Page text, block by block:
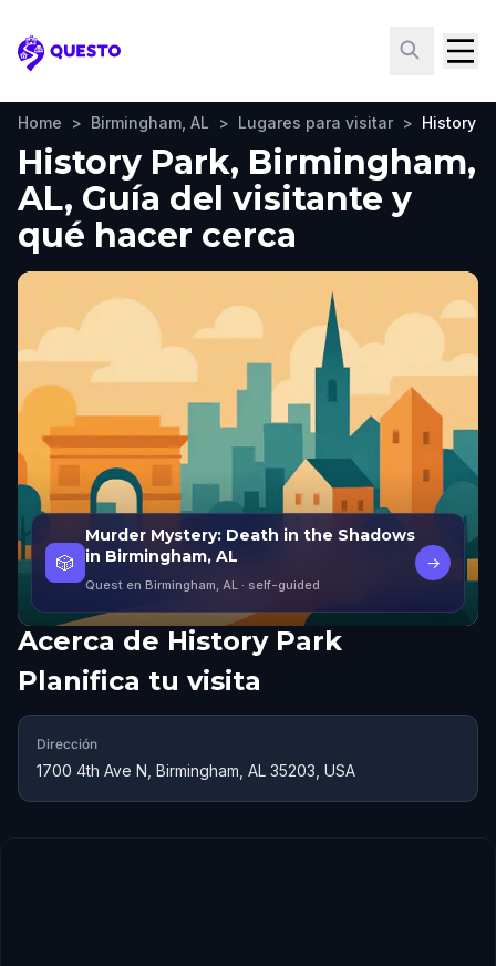
Questo
Home > Birmingham, AL > Lugares para visitar > History
History Park, Birmingham,
AL, Guía del visitante y
qué hacer cerca
🎲
Murder Mystery: Death in the Shadows
in Birmingham, AL
Quest en Birmingham, AL · self-guided
→
Acerca de History Park
Planifica tu visita
Dirección
1700 4th Ave N, Birmingham, AL 35203, USA